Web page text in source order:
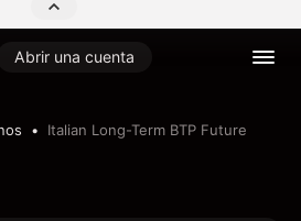
Abrir una cuenta
Italian Long-Term BTP Future